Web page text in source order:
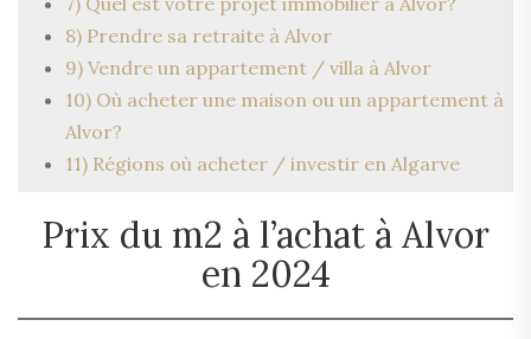
8) Prendre sa retraite à Alvor
9) Vendre un appartement / villa à Alvor
10) Où acheter une maison ou un appartement à
Alvor?
11) Régions où acheter / investir en Algarve
Prix du m2 à l’achat à Alvor
en 2024